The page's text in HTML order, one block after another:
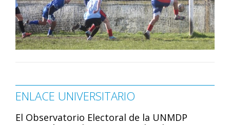
ENLACE UNIVERSITARIO
El Observatorio Electoral de la UNMDP